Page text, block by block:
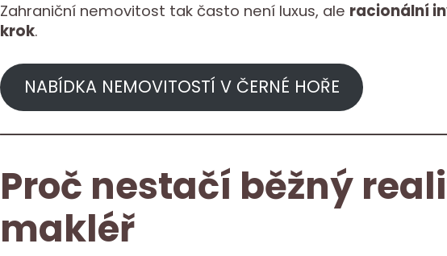
Zahraniční nemovitost tak často není luxus, ale racionální
krok.
NABÍDKA NEMOVITOSTÍ V ČERNÉ HOŘE
Proč nestačí běžný
makléř